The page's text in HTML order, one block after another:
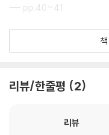
- 행복의 왕국
도판출처
--- pp.40~41
벨리니의 「알레고리」는 해
성, 부정, 불안정’이라는 주
한 명뿐이다. 그 일에 싫증난
미소를 지으며, 우리는 평화
리뷰/한줄평 2
리뷰